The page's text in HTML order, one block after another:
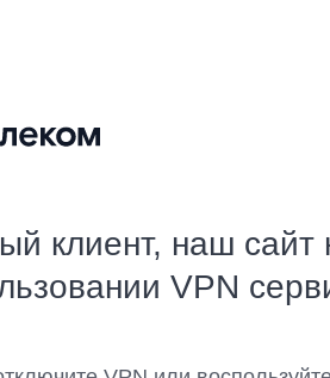
клиент, наш сайт
VPN